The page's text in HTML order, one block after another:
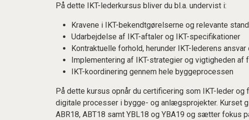
På dette IKT-lederkursus bliver du bl.a. undervist i:
Kravene i IKT-bekendtgørelserne og relevante
Udarbejdelse af IKT-aftaler og IKT-specifikationer
Kontraktuelle forhold, herunder IKT-lederens
Implementering af IKT-strategier og vigtigheden af
IKT-koordinering gennem hele byggeprocessen
På dette kursus opnår du certificering som IKT-leder
digitale processer i bygge- og anlægsprojekter. Kurset
ABR18, ABT18 samt YBL18 og YBA19 og sætter fokus